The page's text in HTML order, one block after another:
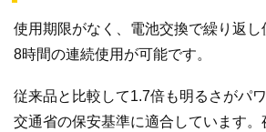
使用期限がなく、電池交換で繰り返
8時間の連続使用が可能です。
従来品と比較して1.7倍も明るさがパ
交通省の保安基準に適合しています